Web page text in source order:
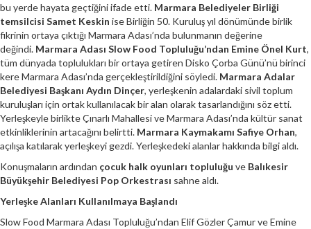
bu yerde hayata geçtiğini ifade etti. Marmara Belediyeler Birliği
temsilcisi Samet Keskin ise Birliğin 50. Kuruluş yıl dönümünde birlik
fikrinin ortaya çıktığı Marmara Adası’nda bulunmanın değerine
değindi. Marmara Adası Slow Food Topluluğu’ndan Emine Önel Kurt,
tüm dünyada toplulukları bir ortaya getiren Disko Çorba Günü’nü birinci
kere Marmara Adası’nda gerçekleştirildiğini söyledi. Marmara Adalar
Belediyesi Başkanı Aydın Dinçer, yerleşkenin adalardaki sivil toplum
kuruluşları için ortak kullanılacak bir alan olarak tasarlandığını söz etti.
Yerleşkeyle birlikte Çınarlı Mahallesi ve Marmara Adası’nda kültür sanat
etkinliklerinin artacağını belirtti. Marmara Kaymakamı Safiye Orhan,
açılışa katılarak yerleşkeyi gezdi. Yerleşkedeki alanlar hakkında bilgi aldı.
Konuşmaların ardından çocuk halk oyunları topluluğu ve Balıkesir
Büyükşehir Belediyesi Pop Orkestrası sahne aldı.
Yerleşke Alanları Kullanılmaya Başlandı
Slow Food Marmara Adası Topluluğu’ndan Elif Gözler Çamur ve Emine